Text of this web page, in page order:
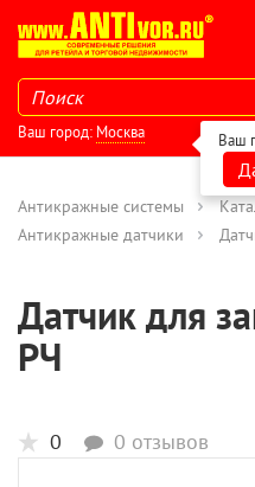
Ваш город: Москва Ваш
Антикражные системы
Антикражные датчики
Датчик для
РЧ
0 0 отзывов